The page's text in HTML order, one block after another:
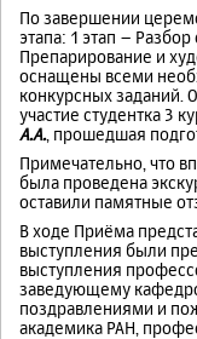
По завершении
этапа: 1 этап –
Препарирование и
оснащены всеми
конкурсных заданий.
участие студентка 3
А.А., прошедшая
Примечательно, что
была проведена
оставили памятные
В ходе Приёма
выступления были
выступления
заведующему
поздравлениями и
академика РАН,